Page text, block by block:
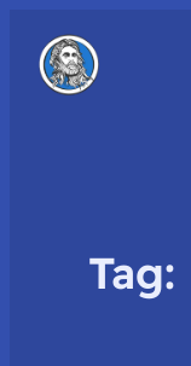
Tag: